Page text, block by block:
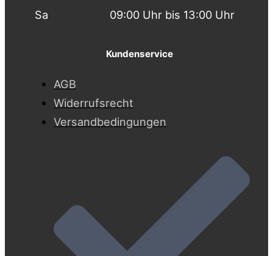
Sa
09:00 Uhr bis 13:00 Uhr
Kundenservice
AGB
Widerrufsrecht
Versandbedingungen